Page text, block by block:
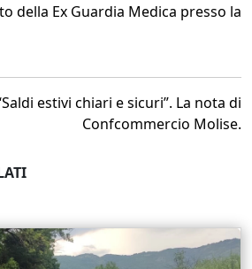
della Ex Guardia Medica presso la
estivi chiari e sicuri”. La nota di
Confcommercio Molise.